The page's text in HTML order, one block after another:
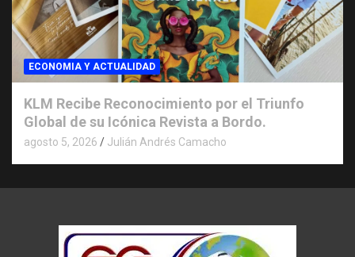
ECONOMIA Y ACTUALIDAD
KLM Recibe Reconocimiento por el Triunfo
Global de su Icónica Revista a Bordo.
agosto 5, 2026 Julián Andrés Camacho